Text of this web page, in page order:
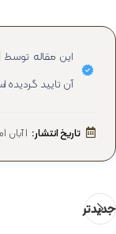
این مقاله توسط
آن تایید
تاریخ انتشار: 1 آبان 1401
جدیدتر